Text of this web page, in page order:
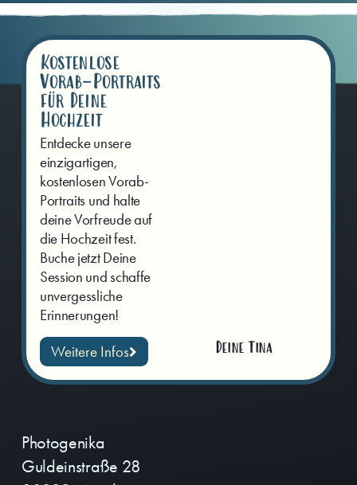
Photogenika
Guldeinstraße 28
Kostenlose
Vorab-Portraits
für Deine
Hochzeit
Entdecke unsere
einzigartigen,
kostenlosen Vorab-
Portraits und halte
deine Vorfreude auf
die Hochzeit fest.
Buche jetzt Deine
Session und schaffe
unvergessliche
Erinnerungen!
Weitere Infos
Deine Tina